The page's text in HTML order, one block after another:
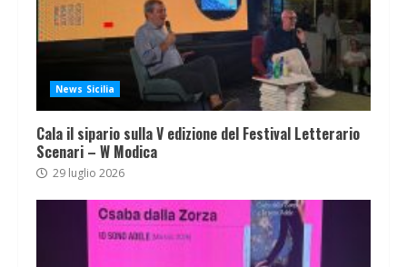
News Sicilia
Cala il sipario sulla V edizione del Festival Letterario
Scenari – W Modica
29 luglio 2026